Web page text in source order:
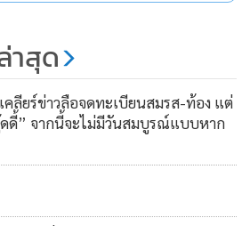
ดการส่วนตัว
ช่วยดูแลเรื่องนี้”
าสุด
คลียร์ข่าวลือจดทะเบียนสมรส-ท้อง แต่
ดี้” จากนี้จะไม่มีวันสมบูรณ์แบบหาก